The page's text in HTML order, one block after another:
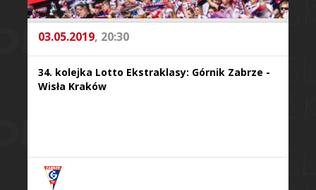
03.05.2019, 20:30
34. kolejka Lotto Ekstraklasy: Górnik Zabrze -
Wisła Kraków